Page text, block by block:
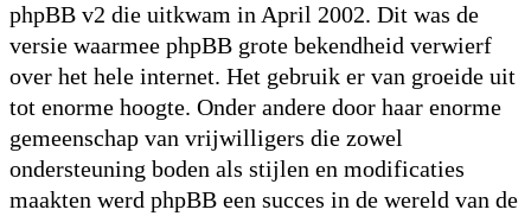
phpBB v2 die uitkwam in April 2002. Dit was de
versie waarmee phpBB grote bekendheid verwierf
over het hele internet. Het gebruik er van groeide uit
tot enorme hoogte. Onder andere door haar enorme
gemeenschap van vrijwilligers die zowel
ondersteuning boden als stijlen en modificaties
maakten werd phpBB een succes in de wereld van de